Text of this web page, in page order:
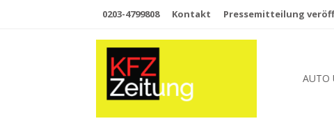
0203-4799808 Kontakt Pressemitteilung
AUTO